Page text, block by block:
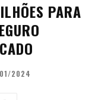
PARA
2024